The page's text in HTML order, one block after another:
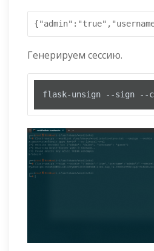
Генерируем сессию.
flask-unsign --sign --